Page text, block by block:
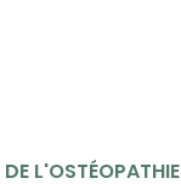
L'OSTÉOPATHIE